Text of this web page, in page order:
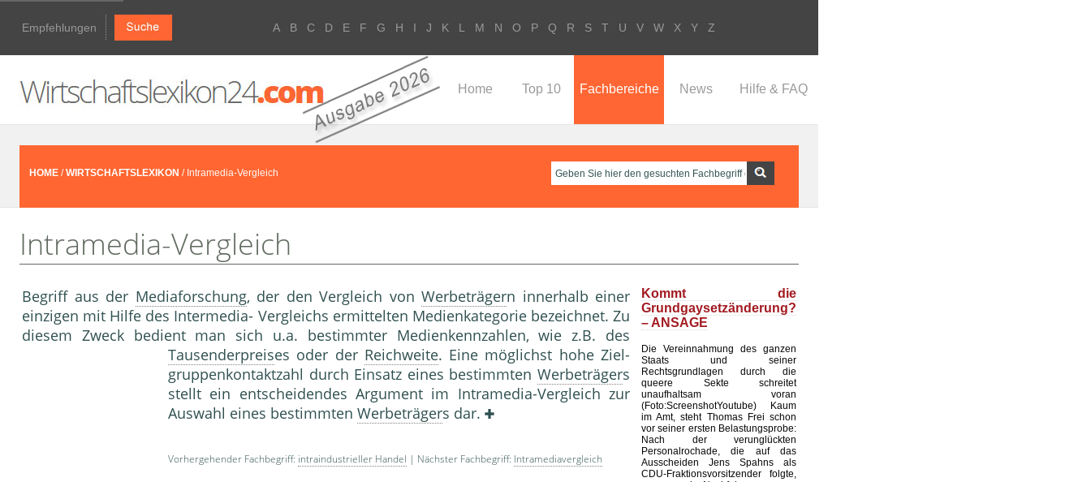
Empfehlungen A B C D E F G H I J K L M N O P Q R S T U V W X Y Z
Home Top 10 Fachbereiche News Hilfe & FAQ
HOME /WIRTSCHAFTSLEXIKON / Intramedia-Vergleich
Intramedia-Vergleich
Begriff aus der Mediaforschung, der den Vergleich von Werbeträgern innerhalb ei­ner
einzigen mit Hilfe des Intermedia- Vergleichs ermittelten Medienkategorie be­zeichnet. Zu
diesem Zweck bedient man sich u.a. bestimmter Medienkennzahlen, wie z.B. des
Tausenderpreises oder der Reichweite. Eine möglichst hohe Ziel-
gruppenkontaktzahl durch Einsatz eines be­stimmten Werbeträgers
stellt ein entschei­dendes Argument im Intramedia-Vergleich zur
Auswahl eines bestimmten Werbeträgers dar.
Vorhergehender Fachbegriff: intraindustrieller Handel | Nächster Fachbegriff: Intramediavergleich
Kommt die
Grundgaysetzänderung?
– ANSAGE
Die Vereinnahmung des ganzen
Staats und seiner
Rechtsgrundlagen durch die
queere Sekte schreitet
unaufhaltsam voran
(Foto:ScreenshotYoutube) Kaum
im Amt, steht Thomas Frei schon
vor seiner ersten Belastungsprobe:
Nach der verunglückten
Personalrochade, die auf das
Ausscheiden Jens Spahns als
CDU-Fraktionsvorsitzender folgte,